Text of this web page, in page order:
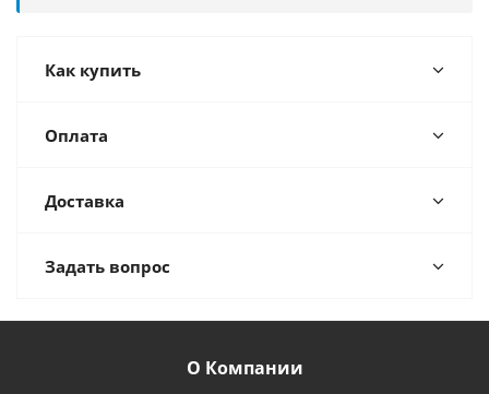
Как купить
Оплата
Доставка
Задать вопрос
О Компании